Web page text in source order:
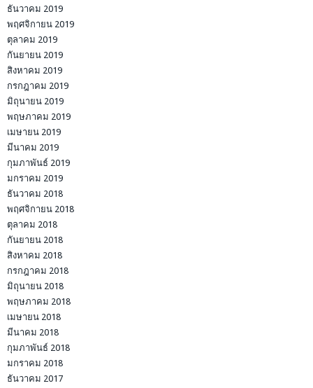
ธันวาคม 2019
พฤศจิกายน 2019
ตุลาคม 2019
กันยายน 2019
สิงหาคม 2019
กรกฎาคม 2019
มิถุนายน 2019
พฤษภาคม 2019
เมษายน 2019
มีนาคม 2019
กุมภาพันธ์ 2019
มกราคม 2019
ธันวาคม 2018
พฤศจิกายน 2018
ตุลาคม 2018
กันยายน 2018
สิงหาคม 2018
กรกฎาคม 2018
มิถุนายน 2018
พฤษภาคม 2018
เมษายน 2018
มีนาคม 2018
กุมภาพันธ์ 2018
มกราคม 2018
ธันวาคม 2017